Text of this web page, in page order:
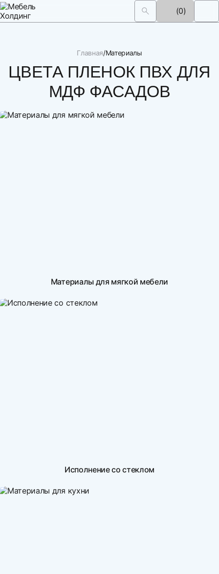
(0)
Главная Материалы
ЦВЕТА ПЛЕНОК ПВХ ДЛЯ
МДФ ФАСАДОВ
Материалы для мягкой мебели
Исполнение со стеклом